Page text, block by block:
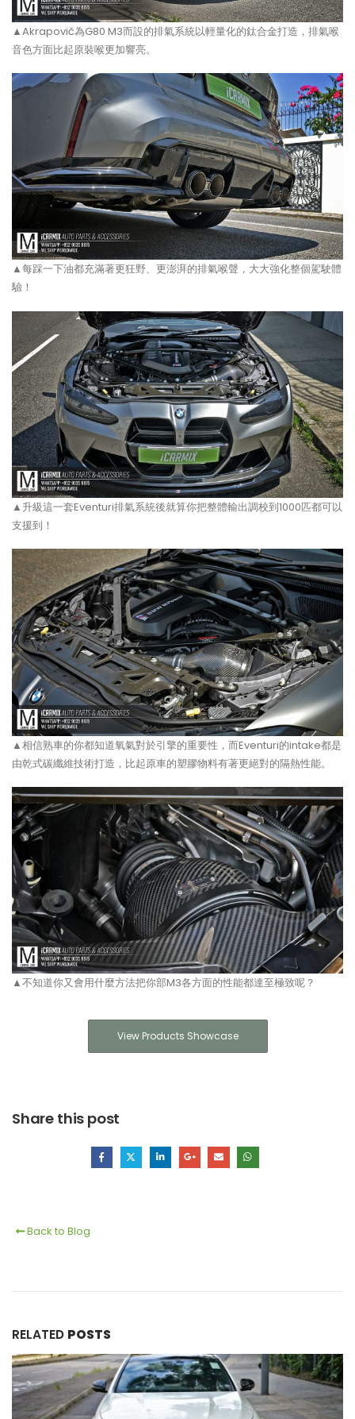
▲Akrapovič為G80 M3而設的排氣系統以輕量化的鈦合金打造，排氣喉
音色方面比起原裝喉更加響亮。
▲每踩一下油都充滿著更狂野、更澎湃的排氣喉聲，大大強化整個駕駛體
驗！
▲升級這一套Eventuri排氣系統後就算你把整體輸出調校到1000匹都可以
支援到！
▲相信熟車的你都知道氧氣對於引擎的重要性，而Eventuri的intake都是
由乾式碳纖維技術打造，比起原車的塑膠物料有著更絕對的隔熱性能。
▲不知道你又會用什麼方法把你部M3各方面的性能都達至極致呢？
View Products Showcase
Share this post
Back to Blog
RELATED POSTS